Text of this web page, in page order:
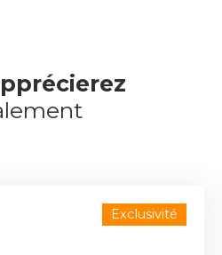
Exclusivité